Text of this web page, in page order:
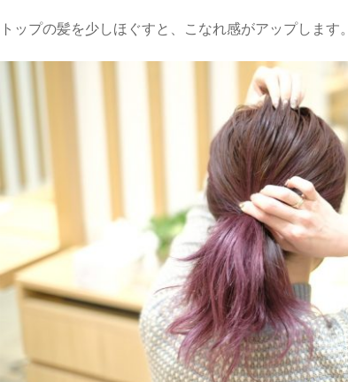
トップの髪を少しほぐすと、こなれ感がアップします。